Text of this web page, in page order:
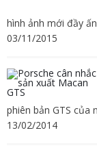
hình ảnh mới đầy
03/11/2015
phiên bản GTS của
13/02/2014